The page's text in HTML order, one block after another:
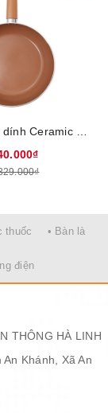
vào nước
thuốc • Bàn là
điện
THÔNG HÀ LINH
Khánh, Xã An